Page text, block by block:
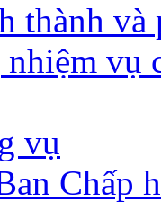
thành và
nhiệm vụ
vụ
Chấp